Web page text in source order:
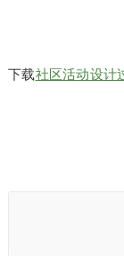
下载社区活动设计